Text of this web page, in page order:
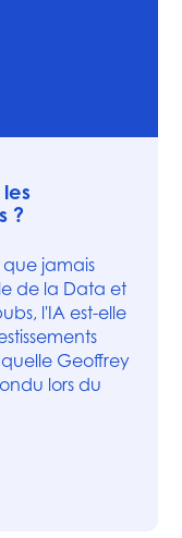
?
jamais
de la Data et
l'IA est-elle
Geoffrey
lors du